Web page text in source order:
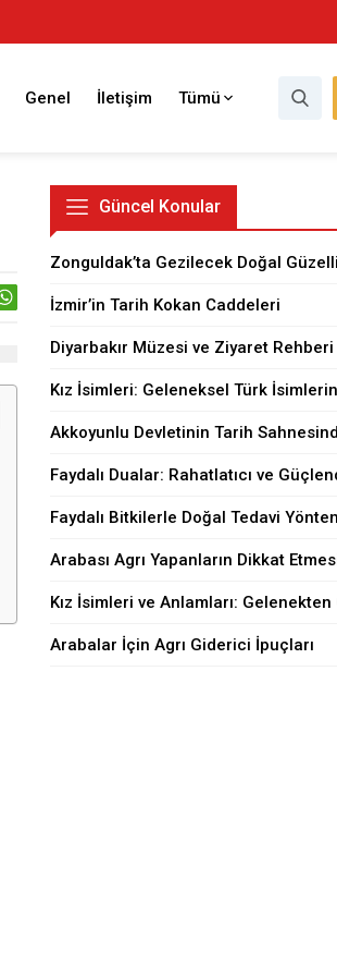
Genel İletişim Tümü
Güncel Konular
Zonguldak’ta Gezilecek Doğal
İzmir’in Tarih Kokan Caddeleri
Diyarbakır Müzesi ve Ziyaret Rehberi
Faydalı Dualar: Rahatlatıcı ve
Faydalı Bitkilerle Doğal Tedavi
Arabalar İçin Agrı Giderici İpuçları